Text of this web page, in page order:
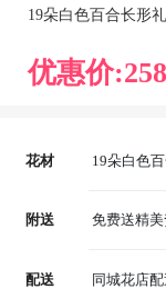
19朵白色百合长形
优惠价:258
花材 19朵白色
附送 免费送精
配送 同城花店